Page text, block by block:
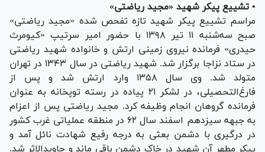
• تشییع پیکر شهید «مجید ریاضتی»
مراسم تشییع پیکر شهید تازه تفحص شده «مجید ریاضتی»
صبح سه‌شنبه ۱۱ تیر ۱۳۹۸ با حضور امیر سرتیپ «کیومرث
حیدری» فرمانده نیروی زمینی ارتش و خانواده شهید ریاضتی
در ستاد نزاجا برگزار شد. شهید ریاضتی در سال ۱۳۴۳ در تهران
متولد شد. وی سال ۱۳۵۸ وارد ارتش شد و پس از
فارغ‌التحصیلی، در لشکر ۲۱ پیاده در رسته توپخانه به عنوان
فرمانده گروهان انجام وظیفه کرد. مجید ریاضتی پس از اعزام
به جبهه سیزدهم اسفند سال ۶۲ در منطقه عملیاتی غرب کشور
در درگیری با دشمن بعثی به درجه رفیع شهادت نائل آمد و
پیکر مطهر آن شهید در خاک دشمن باقی ماند و جاویدالاثر شد.